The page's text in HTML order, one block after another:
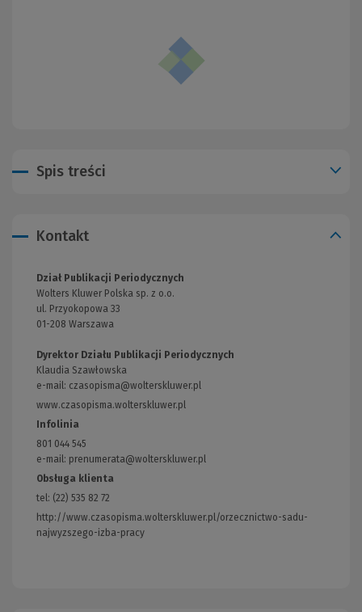
Spis treści
Kontakt
Dział Publikacji Periodycznych
Wolters Kluwer Polska sp. z o.o.
ul. Przyokopowa 33
01-208 Warszawa
Dyrektor Działu Publikacji Periodycznych
Klaudia Szawłowska
e-mail: czasopisma@wolterskluwer.pl
www.czasopisma.wolterskluwer.pl
Infolinia
801 044 545
e-mail: prenumerata@wolterskluwer.pl
Obsługa klienta
tel: (22) 535 82 72
http://www.czasopisma.wolterskluwer.pl/orzecznictwo-sadu-
najwyzszego-izba-pracy